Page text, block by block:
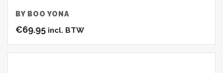
BY BOO YONA
€69.95 incl. BTW